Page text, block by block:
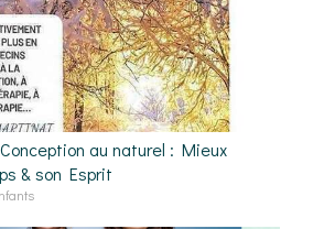
au naturel : Mieux
& son Esprit